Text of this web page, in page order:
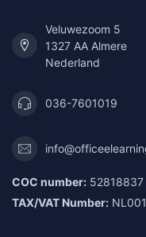
Veluwezoom 5
1327 AA Almere
Nederland
036-7601019
COC number: 52818837
TAX/VAT Number: